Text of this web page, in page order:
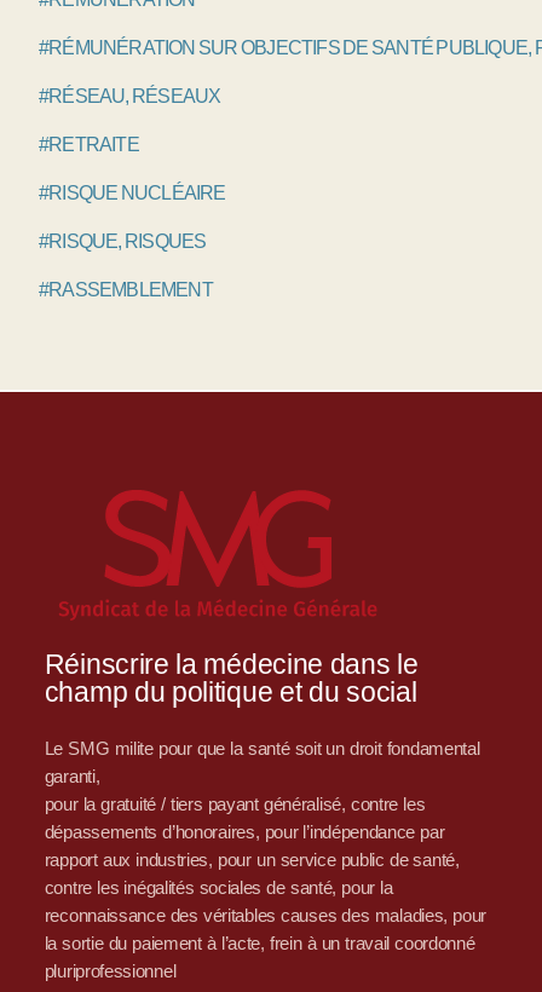
#RÉMUNÉRATION SUR OBJECTIFS DE SANTÉ PUBLIQUE,
#RÉSEAU, RÉSEAUX
#RETRAITE
#RISQUE NUCLÉAIRE
#RISQUE, RISQUES
#RASSEMBLEMENT
Réinscrire la médecine dans le
champ du politique et du social
Le SMG milite pour que la santé soit un droit fondamental
garanti,
pour la gratuité / tiers payant généralisé, contre les
dépassements d’honoraires, pour l’indépendance par
rapport aux industries, pour un service public de santé,
contre les inégalités sociales de santé, pour la
reconnaissance des véritables causes des maladies, pour
la sortie du paiement à l’acte, frein à un travail coordonné
pluriprofessionnel